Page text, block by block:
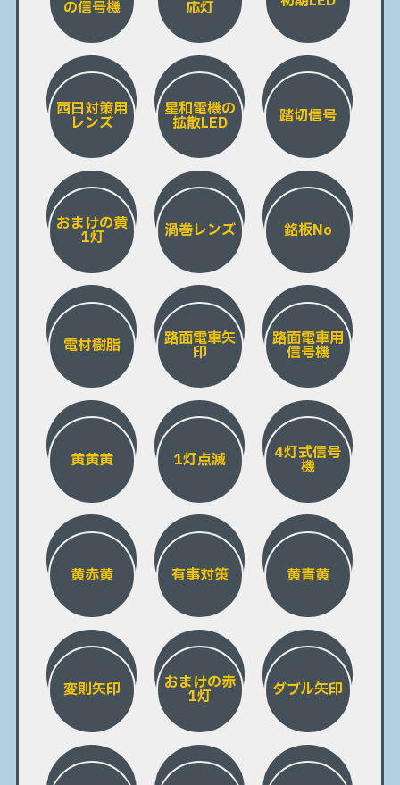
の信号機 応灯
西日対策用
レンズ
星和電機の
拡散LED 踏切信号
おまけの黄
1灯 渦巻レンズ 銘板No
電材樹脂 路面電車矢
印
路面電車用
信号機
黄黄黄 1灯点滅 4灯式信号
機
黄赤黄 有事対策 黄青黄
変則矢印 おまけの赤
1灯 ダブル矢印